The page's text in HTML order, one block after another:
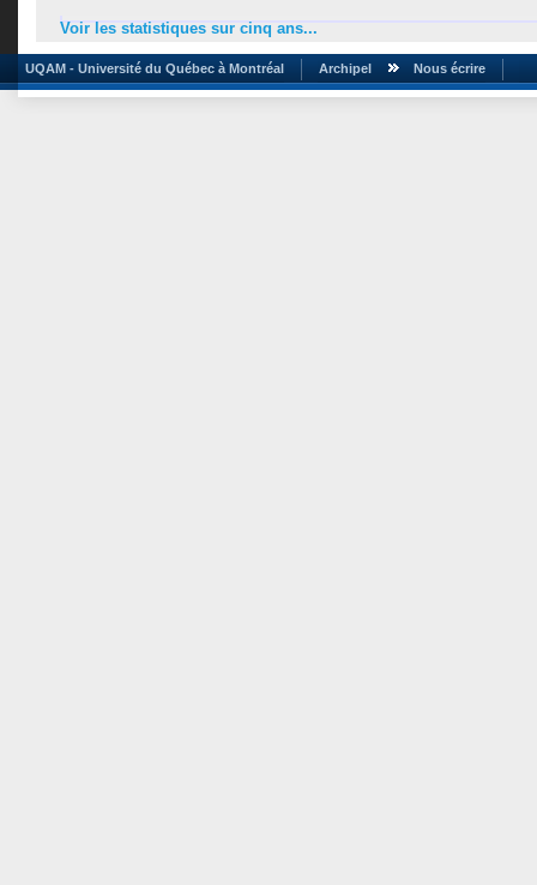
Voir les statistiques sur cinq ans...
UQAM - Université du Québec à Montréal Archipel Nous écrire